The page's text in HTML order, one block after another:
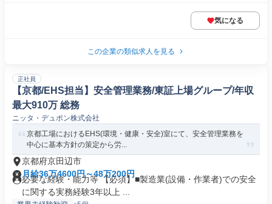
気になる
この企業の類似求人を見る
正社員
【京都/EHS担当】安全管理業務/東証上場グループ/年収
最大910万 総務
ニッタ・デュポン株式会社
京都工場におけるEHS(環境・健康・安全)室にて、安全管理業務を
中心に基本方針の策定から労...
京都府京田辺市
月給36万4600円～48万200円
必要な経験・能力等 【必須】■製造業(設備・作業者)での安全
に関する実務経験3年以上 ...